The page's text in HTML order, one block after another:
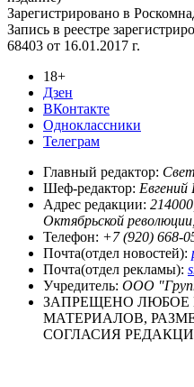
Зарегистрировано в
Запись в реестре
68403 от 16.01.2017 г.
18+
Дзен
ВКонтакте
Одноклассники
Телеграм
Главный редактор:
Шеф-редактор:
Адрес редакции:
Октябрьской
Телефон: +7 (920) 668-
Почта(отдел новостей):
Почта(отдел рекламы):
Учредитель: ООО
ЗАПРЕЩЕНО ЛЮБОЕ
МАТЕРИАЛОВ,
СОГЛАСИЯ